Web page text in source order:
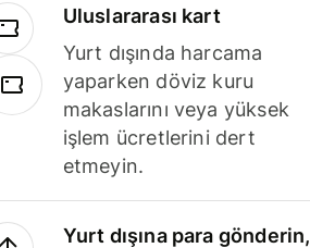
Uluslararası kart
Yurt dışında harcama
yaparken döviz kuru
makaslarını veya yüksek
işlem ücretlerini dert
etmeyin.
Yurt dışına para gönderin,